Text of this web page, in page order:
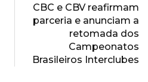
CBC e CBV reafirmam
parceria e anunciam a
retomada dos
Campeonatos
Brasileiros Interclubes